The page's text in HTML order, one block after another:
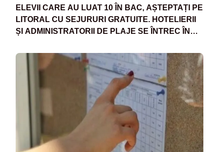
ELEVII CARE AU LUAT 10 ÎN BAC, AȘTEPTAȚI PE
LITORAL CU SEJURURI GRATUITE. HOTELIERII
ȘI ADMINISTRATORII DE PLAJE SE ÎNTREC ÎN